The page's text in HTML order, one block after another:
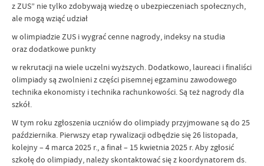
z ZUS” nie tylko zdobywają wiedzę o ubezpieczeniach społecznych,
ale mogą wziąć udział
w olimpiadzie ZUS i wygrać cenne nagrody, indeksy na studia
oraz dodatkowe punkty
w rekrutacji na wiele uczelni wyższych. Dodatkowo, laureaci i finaliści
olimpiady są zwolnieni z części pisemnej egzaminu zawodowego
technika ekonomisty i technika rachunkowości. Są też nagrody dla
szkół.
W tym roku zgłoszenia uczniów do olimpiady przyjmowane są do 25
października. Pierwszy etap rywalizacji odbędzie się 26 listopada,
kolejny – 4 marca 2025 r., a finał – 15 kwietnia 2025 r. Aby zgłosić
szkołę do olimpiady, należy skontaktować się z koordynatorem ds.